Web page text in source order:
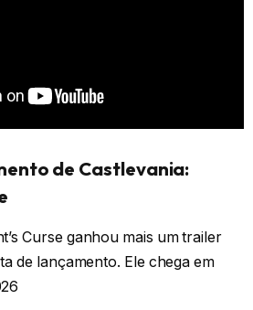
de Castlevania:
Curse ganhou mais um trailer
de lançamento. Ele chega em